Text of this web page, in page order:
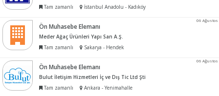
Tam zamanlı
İstanbul Anadolu - Kadıköy
06 Ağustos
Ön Muhasebe Elemanı
Meder Ağaç Ürünleri Yapı San A.Ş.
Tam zamanlı
Sakarya - Hendek
06 Ağustos
Ön Muhasebe Elemanı
Bulut İletişim Hizmetleri İç ve Dış Tic Ltd Şti
Tam zamanlı
Ankara - Yenimahalle